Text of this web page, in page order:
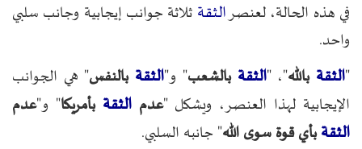
في هذه الحالة، لعنصرالثقة ثلاثة جوانب إيجابية وجانب سلبي
واحد.
"الثقة بالله"، "الثقة بالشعب" و"الثقة بالنفس" هي الجوانب
الإيجابية لهذا العنصر، ويشكل "عدمالثقة بأمريكا" و"عدم
الثقةبأي قوة سوى الله" جانبه السلبي.